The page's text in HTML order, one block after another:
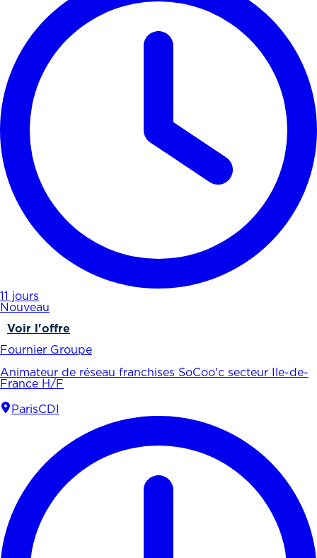
11 jours
Nouveau
Voir l'offre
Fournier Groupe
Animateur de réseau franchises SoCoo'c secteur Ile-de-
France H/F
ParisCDI